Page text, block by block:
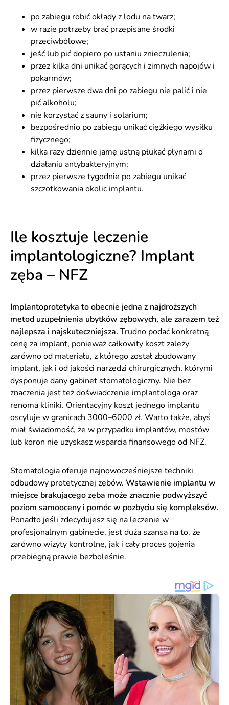
po zabiegu robić okłady z lodu na twarz;
w razie potrzeby brać przepisane środki
przeciwbólowe;
jeść lub pić dopiero po ustaniu znieczulenia;
przez kilka dni unikać gorących i zimnych napojów i
pokarmów;
przez pierwsze dwa dni po zabiegu nie palić i nie
pić alkoholu;
nie korzystać z sauny i solarium;
bezpośrednio po zabiegu unikać ciężkiego wysiłku
fizycznego;
kilka razy dziennie jamę ustną płukać płynami o
działaniu antybakteryjnym;
przez pierwsze tygodnie po zabiegu unikać
szczotkowania okolic implantu.
Ile kosztuje leczenie
implantologiczne? Implant
zęba – NFZ
Implantoprotetyka to obecnie jedna z najdroższych
metod uzupełnienia ubytków zębowych, ale zarazem też
najlepsza i najskuteczniejsza. Trudno podać konkretną
cenę za implant, ponieważ całkowity koszt zależy
zarówno od materiału, z którego został zbudowany
implant, jak i od jakości narzędzi chirurgicznych, którymi
dysponuje dany gabinet stomatologiczny. Nie bez
znaczenia jest też doświadczenie implantologa oraz
renoma kliniki. Orientacyjny koszt jednego implantu
oscyluje w granicach 3000–6000 zł. Warto także, abyś
miał świadomość, że w przypadku implantów, mostów
lub koron nie uzyskasz wsparcia finansowego od NFZ.
Stomatologia oferuje najnowocześniejsze techniki
odbudowy protetycznej zębów. Wstawienie implantu w
miejsce brakującego zęba może znacznie podwyższyć
poziom samooceny i pomóc w pozbyciu się kompleksów.
Ponadto jeśli zdecydujesz się na leczenie w
profesjonalnym gabinecie, jest duża szansa na to, że
zarówno wizyty kontrolne, jak i cały proces gojenia
przebiegną prawie bezboleśnie.